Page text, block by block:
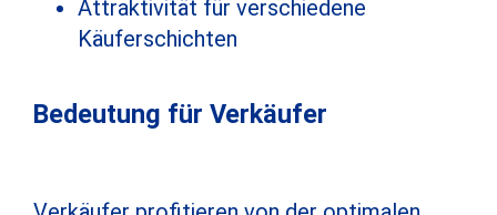
Attraktivität für verschiedene
Käuferschichten
Bedeutung für Verkäufer